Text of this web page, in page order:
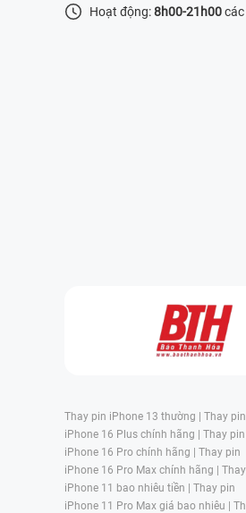
Hoạt động:8h00-21h00
Thay pin iPhone 13 thường | Thay pin
iPhone 16 Plus chính hãng | Thay pin
iPhone 16 Pro chính hãng | Thay pin
iPhone 16 Pro Max chính hãng |
iPhone 11 bao nhiêu tiền | Thay pin
iPhone 11 Pro Max giá bao nhiêu |